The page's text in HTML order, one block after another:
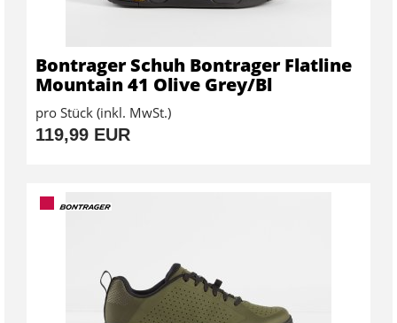
Bontrager Schuh Bontrager Flatline
Mountain 41 Olive Grey/Bl
pro Stück (inkl. MwSt.)
119,99 EUR